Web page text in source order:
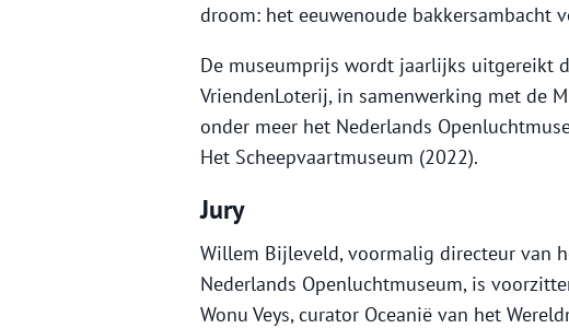
droom: het eeuwenoude bakkersambacht
De museumprijs wordt jaarlijks uitgereikt
VriendenLoterij, in samenwerking met de
onder meer het Nederlands
Het Scheepvaartmuseum (2022).
Jury
Willem Bijleveld, voormalig directeur van
Nederlands Openluchtmuseum, is
Wonu Veys, curator Oceanië van het